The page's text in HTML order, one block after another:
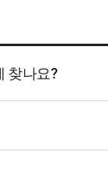
찾나요?